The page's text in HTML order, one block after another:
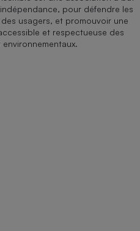
pour défendre les
usagers, et promouvoir une
et respectueuse des